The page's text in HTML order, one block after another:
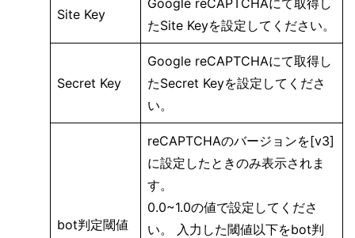
Site Key
たSite Keyを設定してください。
Secret Key
Google reCAPTCHAにて取得し
たSecret Keyを設定してくださ
い。
bot判定閾値
reCAPTCHAのバージョンを[v3]
に設定したときのみ表示されま
す。
0.0~1.0の値で設定してくださ
い。 入力した閾値以下をbot判